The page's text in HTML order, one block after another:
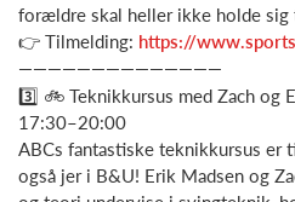
forældre skal heller ikke holde sig
👉 Tilmelding: https://
——————————————
3️⃣ 🚲 Teknikkursus med Zach og
17:30–20:00
ABCs fantastiske teknikkursus er
også jer i B&U! Erik Madsen og